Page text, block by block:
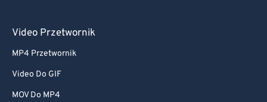
Video Przetwornik
MP4 Przetwornik
Video Do GIF
MOV Do MP4